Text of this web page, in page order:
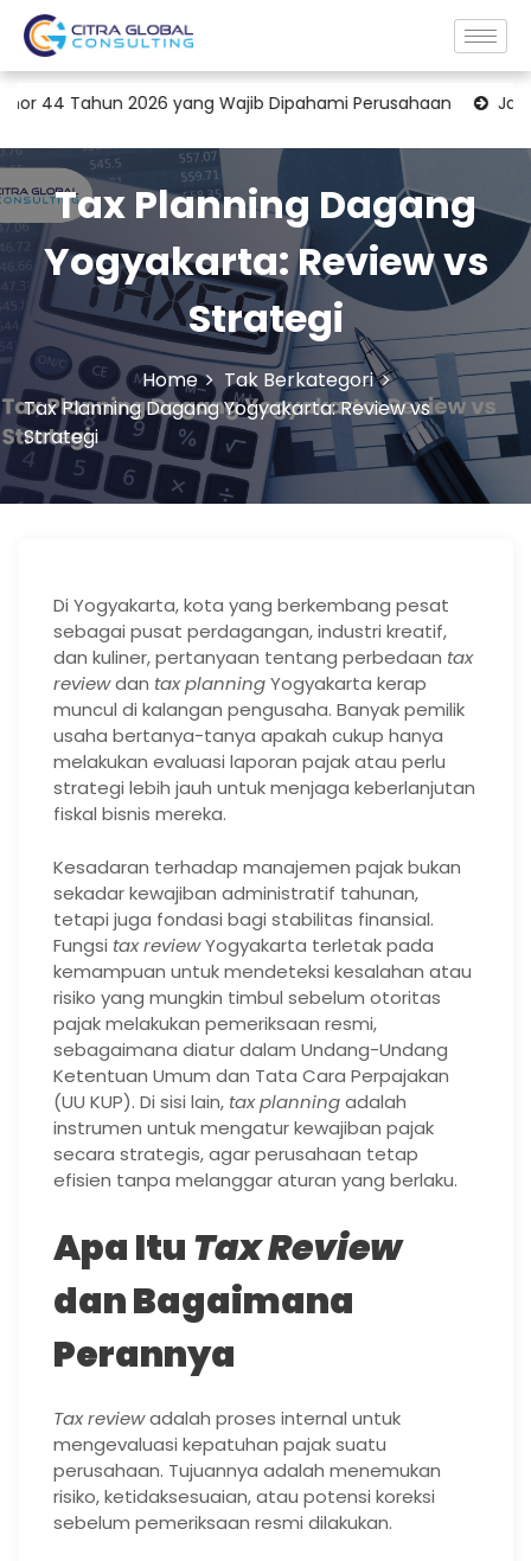
2026 yang Wajib Dipahami Perusahaan Jasa
Tax Planning Dagang
Yogyakarta: Review vs
Strategi
Home
Tak Berkategori
Tax Planning Dagang Yogyakarta: Review vs
Strategi
Di Yogyakarta, kota yang berkembang pesat
sebagai pusat perdagangan, industri kreatif,
dan kuliner, pertanyaan tentang perbedaan tax
reviewdan tax planningYogyakarta kerap
muncul di kalangan pengusaha. Banyak pemilik
usaha bertanya-tanya apakah cukup hanya
melakukan evaluasi laporan pajak atau perlu
strategi lebih jauh untuk menjaga keberlanjutan
fiskal bisnis mereka.
Kesadaran terhadap manajemen pajak bukan
sekadar kewajiban administratif tahunan,
tetapi juga fondasi bagi stabilitas finansial.
Fungsi tax reviewYogyakarta terletak pada
kemampuan untuk mendeteksi kesalahan atau
risiko yang mungkin timbul sebelum otoritas
pajak melakukan pemeriksaan resmi,
sebagaimana diatur dalam Undang-Undang
Ketentuan Umum dan Tata Cara Perpajakan
(UU KUP). Di sisi lain, tax planningadalah
instrumen untuk mengatur kewajiban pajak
secara strategis, agar perusahaan tetap
efisien tanpa melanggar aturan yang berlaku.
Apa ItuTax Review
dan Bagaimana
Perannya
Tax reviewadalah proses internal untuk
mengevaluasi kepatuhan pajak suatu
perusahaan. Tujuannya adalah menemukan
risiko, ketidaksesuaian, atau potensi koreksi
sebelum pemeriksaan resmi dilakukan.